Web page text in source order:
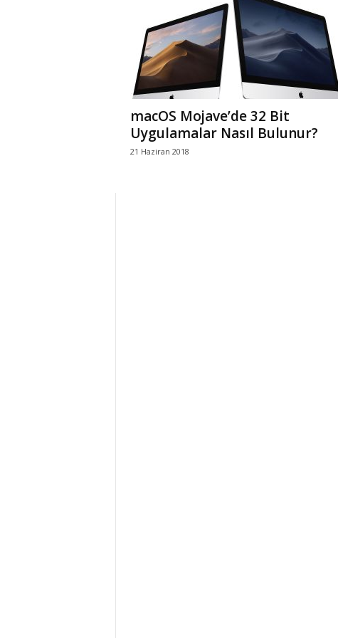
r
macOS Mojave’de 32 Bit
Uygulamalar Nasıl Bulunur?
21 Haziran 2018